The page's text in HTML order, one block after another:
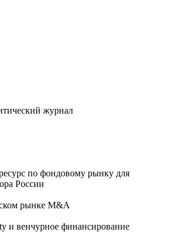
журнал
по фондовому рынку для
России
рынке M&A
и венчурное финансирование